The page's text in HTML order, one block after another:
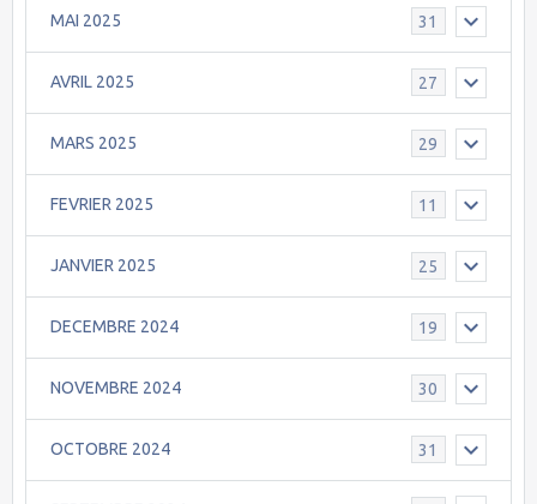
MAI 2025 31
AVRIL 2025 27
MARS 2025 29
FEVRIER 2025 11
JANVIER 2025 25
DECEMBRE 2024 19
NOVEMBRE 2024 30
OCTOBRE 2024 31